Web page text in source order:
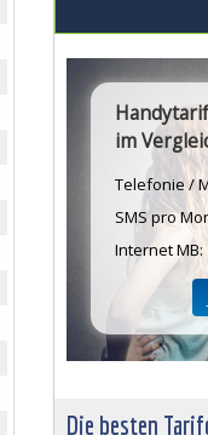
im
Telefonie /
SMS pro
Internet MB:
Die besten